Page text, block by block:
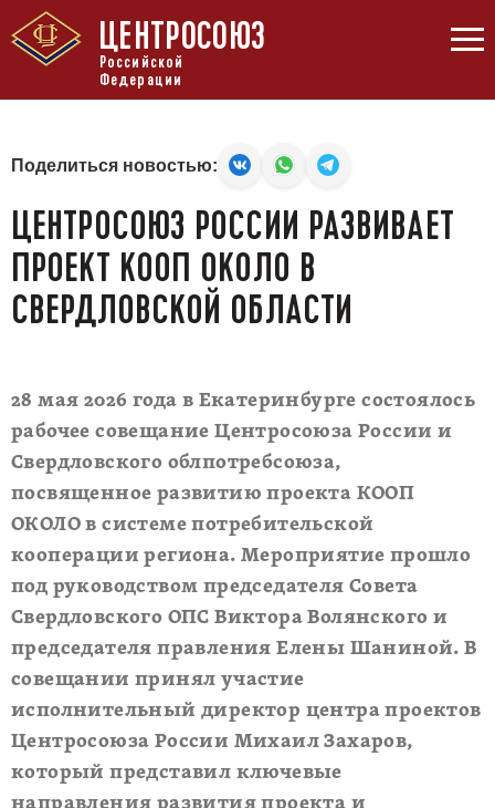
ЦЕНТРОСОЮЗ
Российской
Федерации
Поделиться новостью:
ЦЕНТРОСОЮЗ РОССИИ РАЗВИВАЕТ
ПРОЕКТ КООП ОКОЛО В
СВЕРДЛОВСКОЙ ОБЛАСТИ
28 мая 2026 года в Екатеринбурге состоялось
рабочее совещание Центросоюза России и
Свердловского облпотребсоюза,
посвященное развитию проекта КООП
ОКОЛО в системе потребительской
кооперации региона. Мероприятие прошло
под руководством председателя Совета
Свердловского ОПС Виктора Волянского и
председателя правления Елены Шаниной. В
совещании принял участие
исполнительный директор центра проектов
Центросоюза России Михаил Захаров,
который представил ключевые